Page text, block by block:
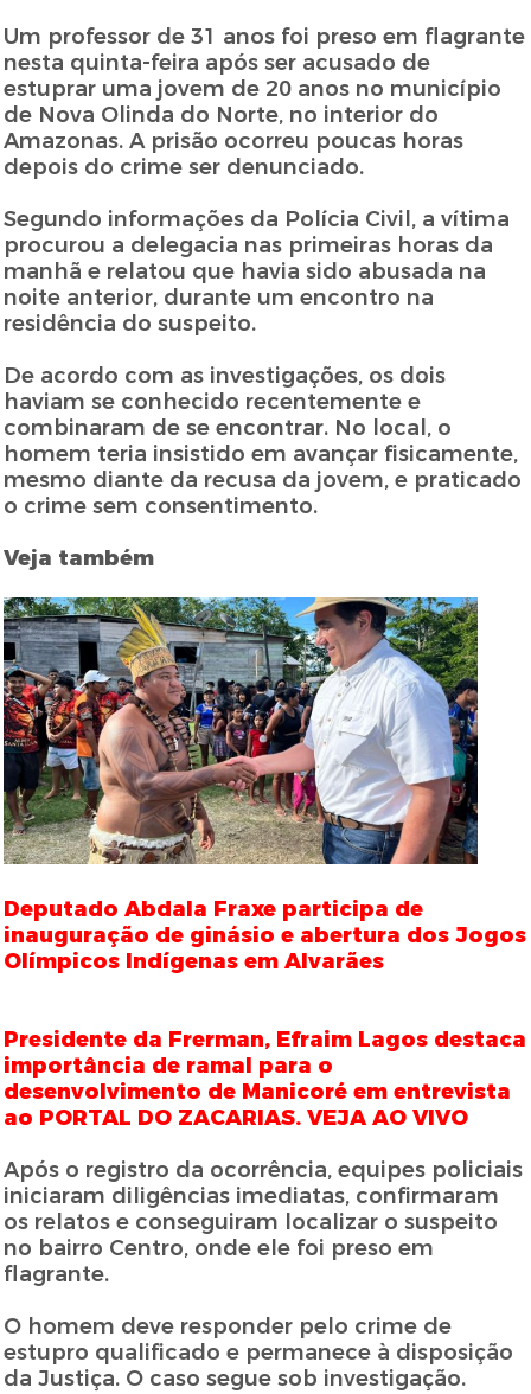
Um professor de 31 anos foi preso em flagrante
nesta quinta-feira após ser acusado de
estuprar uma jovem de 20 anos no município
de Nova Olinda do Norte, no interior do
Amazonas. A prisão ocorreu poucas horas
depois do crime ser denunciado.
Segundo informações da Polícia Civil, a vítima
procurou a delegacia nas primeiras horas da
manhã e relatou que havia sido abusada na
noite anterior, durante um encontro na
residência do suspeito.
De acordo com as investigações, os dois
haviam se conhecido recentemente e
combinaram de se encontrar. No local, o
homem teria insistido em avançar fisicamente,
mesmo diante da recusa da jovem, e praticado
o crime sem consentimento.
Veja também
Deputado Abdala Fraxe participa de
inauguração de ginásio e abertura dos Jogos
Olímpicos Indígenas em Alvarães
Presidente da Frerman, Efraim Lagos destaca
importância de ramal para o
desenvolvimento de Manicoré em entrevista
ao PORTAL DO ZACARIAS. VEJA AO VIVO
Após o registro da ocorrência, equipes policiais
iniciaram diligências imediatas, confirmaram
os relatos e conseguiram localizar o suspeito
no bairro Centro, onde ele foi preso em
flagrante.
O homem deve responder pelo crime de
estupro qualificado e permanece à disposição
da Justiça. O caso segue sob investigação.